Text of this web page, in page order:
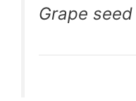
Grape